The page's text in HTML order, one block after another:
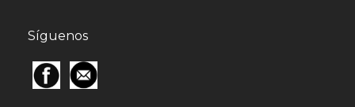
Síguenos